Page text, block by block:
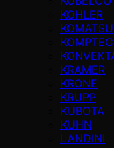
KOHLER
KOMATSU
KRAMER
KRONE
KRUPP
KUBOTA
KUHN
LANDINI